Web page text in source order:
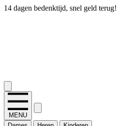
14 dagen bedenktijd, snel geld terug!
MENU